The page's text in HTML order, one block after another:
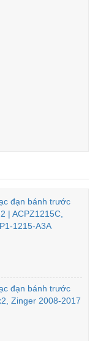
đạn bánh trước
| ACPZ1215C,
1215-A3A
đạn bánh trước
Zinger 2008-2017